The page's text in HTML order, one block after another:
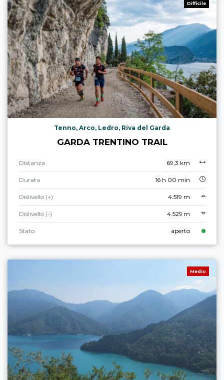
Difficile
Tenno, Arco, Ledro, Riva del Garda
GARDA TRENTINO TRAIL
Distanza 69,3 km
Durata 16 h 00 min
Dislivello (+) 4.519 m
Dislivello (-) 4.529 m
Stato aperto
Medio